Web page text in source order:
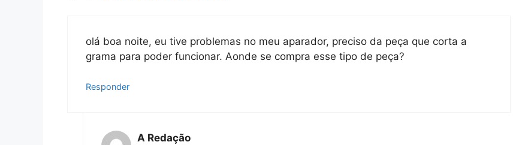
olá boa noite, eu tive problemas no meu aparador, preciso da peça que corta a
grama para poder funcionar. Aonde se compra esse tipo de peça?
Responder
A Redação